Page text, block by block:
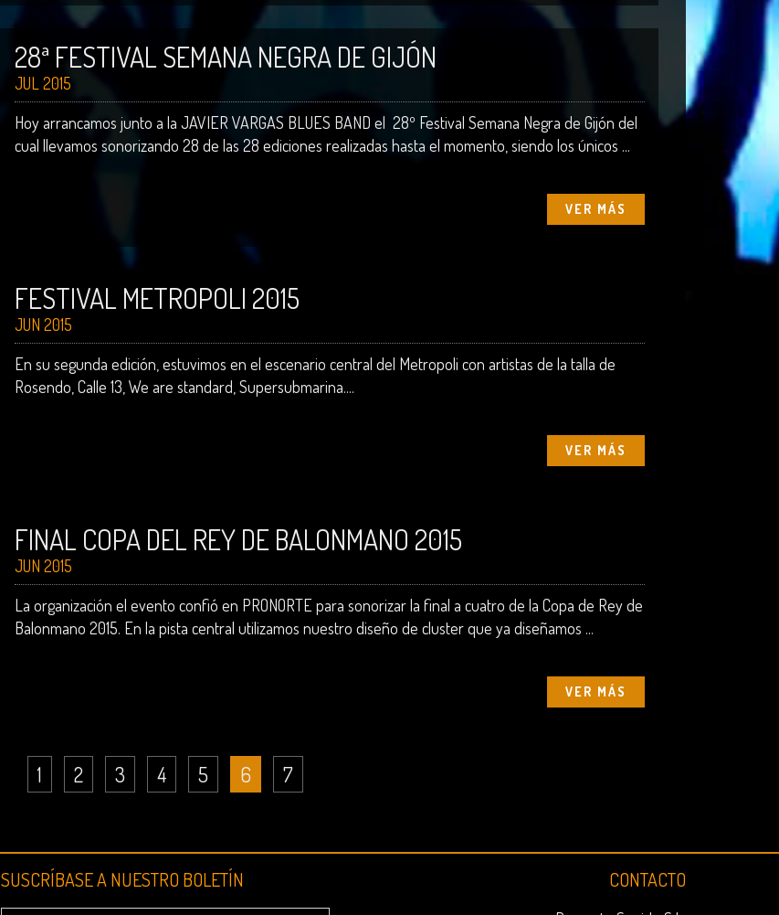
28ª FESTIVAL SEMANA NEGRA DE GIJÓN
JUL 2015
Hoy arrancamos junto a la JAVIER VARGAS BLUES BAND el 28º Festival Semana Negra de Gijón del
cual llevamos sonorizando 28 de las 28 ediciones realizadas hasta el momento, siendo los únicos ...
VER MÁS
FESTIVAL METROPOLI 2015
JUN 2015
En su segunda edición, estuvimos en el escenario central del Metropoli con artistas de la talla de
Rosendo, Calle 13, We are standard, Supersubmarina....
VER MÁS
FINAL COPA DEL REY DE BALONMANO 2015
JUN 2015
La organización el evento confió en PRONORTE para sonorizar la final a cuatro de la Copa de Rey de
Balonmano 2015. En la pista central utilizamos nuestro diseño de cluster que ya diseñamos ...
VER MÁS
1 2 3 4 5 6 7
SUSCRÍBASE A NUESTRO BOLETÍN CONTACTO